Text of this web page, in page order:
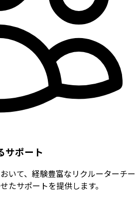
サポート
いて、経験豊富なリクルーターチー
たサポートを提供します。